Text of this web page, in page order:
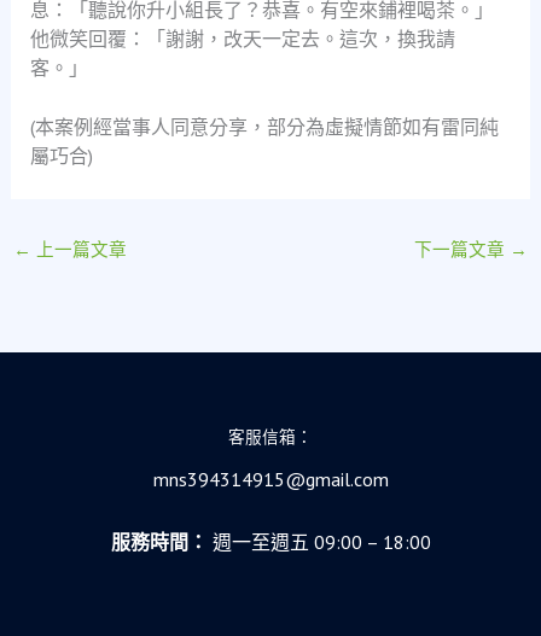
息：「聽說你升小組長了？恭喜。有空來鋪裡喝茶。」
他微笑回覆：「謝謝，改天一定去。這次，換我請
客。」
(本案例經當事人同意分享，部分為虛擬情節如有雷同純
屬巧合)
← 上一篇文章 下一篇文章 →
客服信箱：
mns394314915@gmail.com
服務時間： 週一至週五 09:00 – 18:00